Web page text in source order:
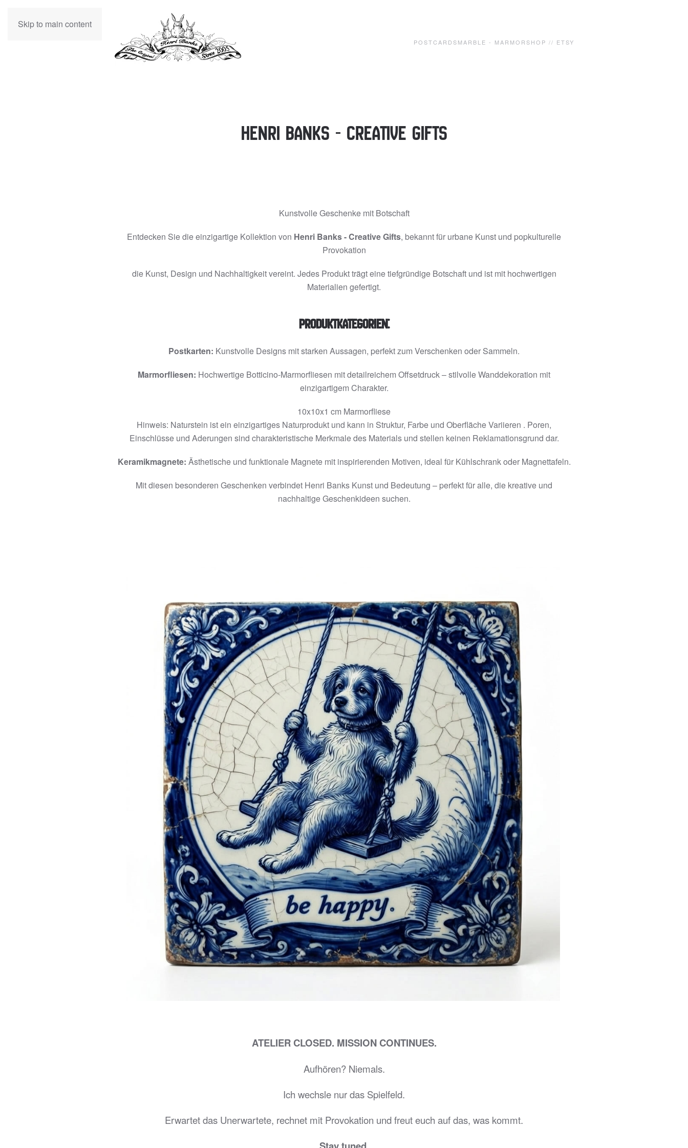
Skip to main content
POSTCARDSMARBLE - MARMORSHOP // ETSY
Henri Banks - Creative Gifts
Kunstvolle Geschenke mit Botschaft
Entdecken Sie die einzigartige Kollektion von Henri Banks - Creative Gifts, bekannt für urbane Kunst und popkulturelle
Provokation
die Kunst, Design und Nachhaltigkeit vereint. Jedes Produkt trägt eine tiefgründige Botschaft und ist mit hochwertigen
Materialien gefertigt.
Produktkategorien:
Postkarten: Kunstvolle Designs mit starken Aussagen, perfekt zum Verschenken oder Sammeln.
Marmorfliesen: Hochwertige Botticino-Marmorfliesen mit detailreichem Offsetdruck – stilvolle Wanddekoration mit
einzigartigem Charakter.
10x10x1 cm Marmorfliese
Hinweis: Naturstein ist ein einzigartiges Naturprodukt und kann in Struktur, Farbe und Oberfläche Variieren . Poren,
Einschlüsse und Aderungen sind charakteristische Merkmale des Materials und stellen keinen Reklamationsgrund dar.
Keramikmagnete: Ästhetische und funktionale Magnete mit inspirierenden Motiven, ideal für Kühlschrank oder Magnettafeln.
Mit diesen besonderen Geschenken verbindet Henri Banks Kunst und Bedeutung – perfekt für alle, die kreative und
nachhaltige Geschenkideen suchen.
ATELIER CLOSED. MISSION CONTINUES.
Aufhören? Niemals.
Ich wechsle nur das Spielfeld.
Erwartet das Unerwartete, rechnet mit Provokation und freut euch auf das, was kommt.